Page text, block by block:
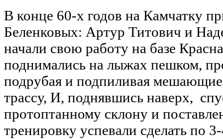
В конце 60-х годов на Камчатку
Беленковых: Артур Титович и
начали свою работу на базе
поднимались на лыжах пешком,
подрубая и подпиливая мешающие
трассу, И, поднявшись наверх,
протоптанному склону и
тренировку успевали сделать по